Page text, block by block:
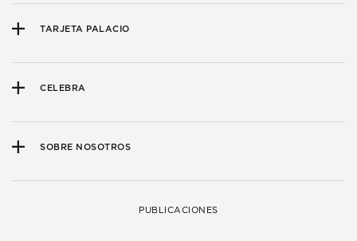
TARJETA PALACIO
CELEBRA
SOBRE NOSOTROS
PUBLICACIONES